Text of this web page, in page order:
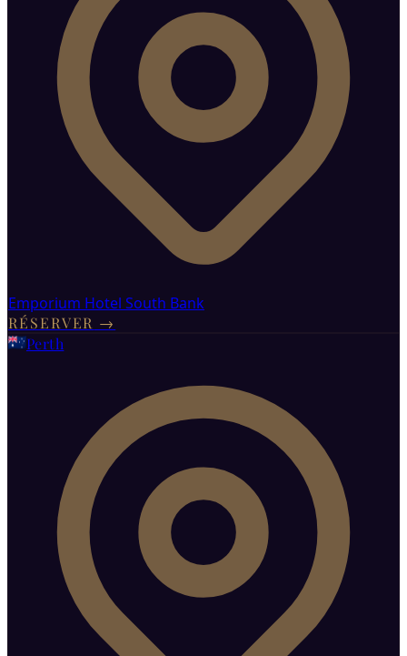
Emporium Hotel South Bank
RÉSERVER →
Perth